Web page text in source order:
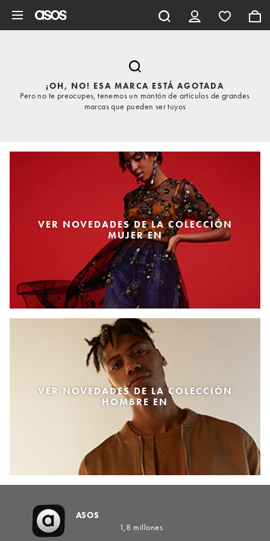
¡OH, NO! ESA MARCA ESTÁ AGOTADA
Pero no te preocupes, tenemos un montón de artículos de grandes
marcas que pueden ser tuyos
VER NOVEDADES DE LA COLECCIÓN
MUJER EN
VER NOVEDADES DE LA COLECCIÓN
HOMBRE EN
ASOS
1,8 millones